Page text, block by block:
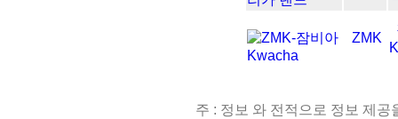
ZMK
주 : 정보 와 전적으로 정보 제